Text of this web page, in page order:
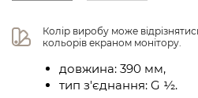
Колір виробу може
кольорів екраном монітору.
довжина: 390 мм,
тип з'єднання: G ½.